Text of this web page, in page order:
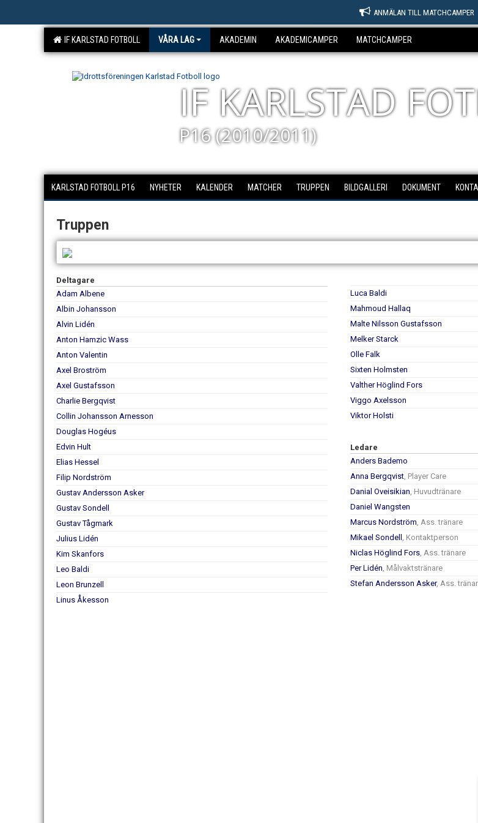
ANMÄLAN TILL MATCHCAMPER
IF KARLSTAD FOTBOLL VÅRA LAG AKADEMIN AKADEMICAMPER MATCHCAMPER
IF KARLSTAD
P16 (2010/2011)
KARLSTAD FOTBOLL P16 NYHETER KALENDER MATCHER TRUPPEN BILDGALLERI DOKUMENT
Truppen
Deltagare
Adam Albene
Albin Johansson
Alvin Lidén
Anton Hamzic Wass
Anton Valentin
Axel Broström
Axel Gustafsson
Charlie Bergqvist
Collin Johansson Arnesson
Douglas Hogéus
Edvin Hult
Elias Hessel
Filip Nordström
Gustav Andersson Asker
Gustav Sondell
Gustav Tågmark
Julius Lidén
Kim Skanfors
Leo Baldi
Leon Brunzell
Linus Åkesson
Luca Baldi
Mahmoud Hallaq
Malte Nilsson Gustafsson
Melker Starck
Olle Falk
Sixten Holmsten
Valther Höglind Fors
Viggo Axelsson
Viktor Holsti
Ledare
Anders Bademo
Anna Bergqvist, Player Care
Danial Oveisikian, Huvudtränare
Daniel Wangsten
Marcus Nordström, Ass. tränare
Mikael Sondell , Kontaktperson
Niclas Höglind Fors, Ass. tränare
Per Lidén, Målvaktstränare
Stefan Andersson Asker, Ass.